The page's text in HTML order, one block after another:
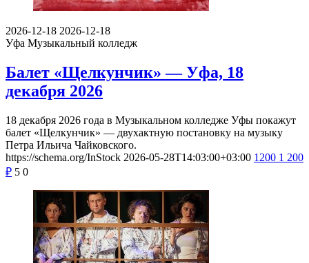
2026-12-18 2026-12-18
Уфа Музыкальный колледж
Балет «Щелкунчик» — Уфа, 18
декабря 2026
18 декабря 2026 года в Музыкальном колледже Уфы покажут
балет «Щелкунчик» — двухактную постановку на музыку
Петра Ильича Чайковского.
https://schema.org/InStock 2026-05-28T14:03:00+03:00 1200 1 200
₽ 5 0